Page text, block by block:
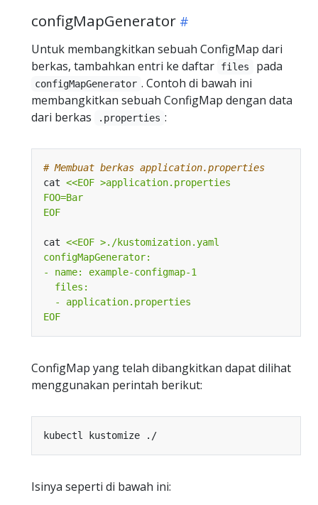
configMapGenerator
Untuk membangkitkan sebuah ConfigMap dari
berkas, tambahkan entri ke daftar
files pada
configMapGenerator . Contoh di bawah ini
membangkitkan sebuah ConfigMap dengan data
dari berkas
.properties :
# Membuat berkas application.properties
cat
EOF
cat
EOF
ConfigMap yang telah dibangkitkan dapat dilihat
menggunakan perintah berikut:
Isinya seperti di bawah ini: